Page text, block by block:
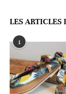
LES ARTICLES
1